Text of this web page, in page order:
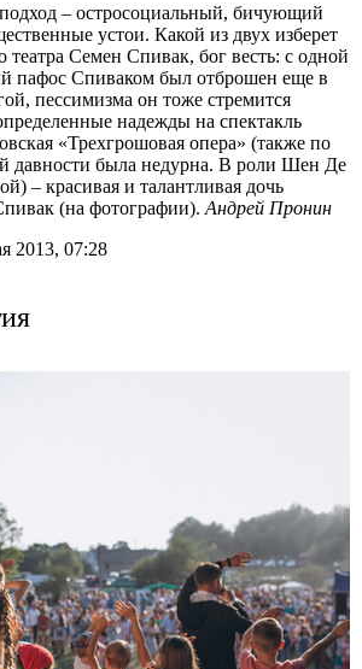
– остросоциальный, бичующий
устои. Какой из двух изберет
Семен Спивак, бог весть: с одной
пафос Спиваком был отброшен еще в
пессимизма он тоже стремится
надежды на спектакль
«Трехгрошовая опера» (также по
давности была недурна. В роли Шен Де
– красивая и талантливая дочь
(на фотографии). Андрей Пронин
2013, 07:28